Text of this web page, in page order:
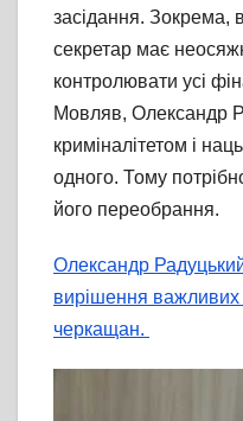
засідання. Зокрема,
секретар має
контролювати усі
Мовляв, Олександр
криміналітетом і
одного. Тому
його переобрання.
Олександр
вирішення важливих
черкащан.